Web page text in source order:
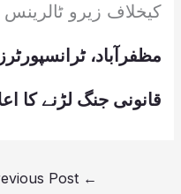
کیخلاف زیرو
مظفرآباد،
قانونی جنگ لڑنے کا
←